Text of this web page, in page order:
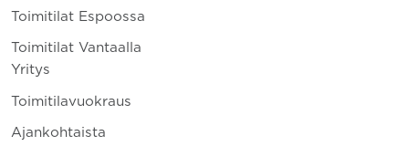
Toimitilat Espoossa
Toimitilat Vantaalla
Yritys
Toimitilavuokraus
Ajankohtaista